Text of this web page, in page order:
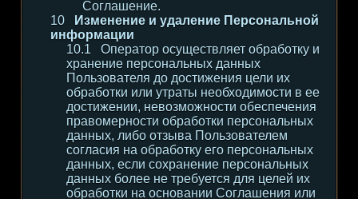
Соглашение.
Изменение и удаление Персональной
информации
Оператор осуществляет обработку и
хранение персональных данных
Пользователя до достижения цели их
обработки или утраты необходимости в ее
достижении, невозможности обеспечения
правомерности обработки персональных
данных, либо отзыва Пользователем
согласия на обработку его персональных
данных, если сохранение персональных
данных более не требуется для целей их
обработки на основании Соглашения или